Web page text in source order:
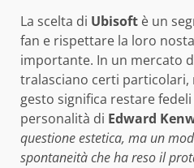
La scelta di Ubisoft è un
fan e rispettare la loro
importante. In un mercato
tralasciano certi particolari,
gesto significa restare
personalità di Edward
questione estetica, ma un
spontaneità che ha reso il